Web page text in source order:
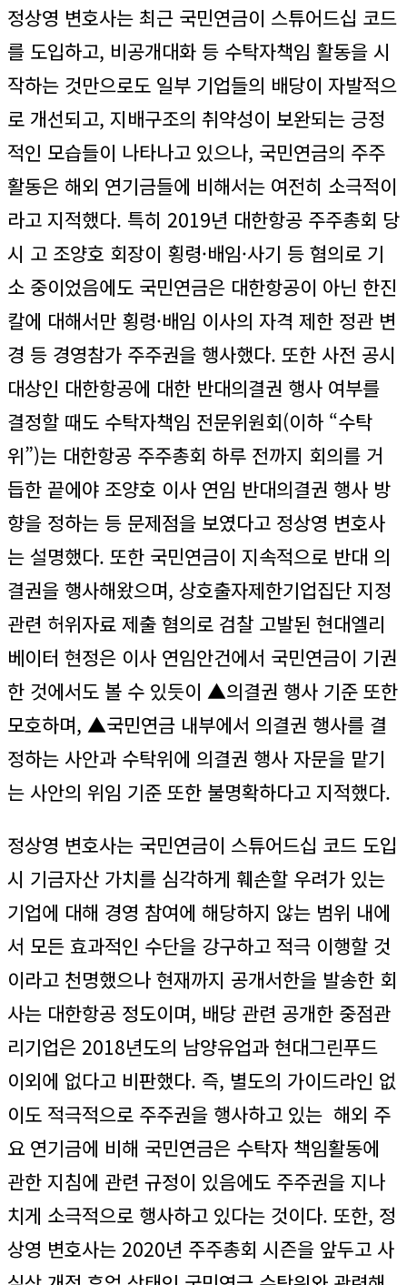
정상영 변호사는 최근 국민연금이 스튜어드십 코드
를 도입하고, 비공개대화 등 수탁자책임 활동을 시
작하는 것만으로도 일부 기업들의 배당이 자발적으
로 개선되고, 지배구조의 취약성이 보완되는 긍정
적인 모습들이 나타나고 있으나, 국민연금의 주주
활동은 해외 연기금들에 비해서는 여전히 소극적이
라고 지적했다. 특히 2019년 대한항공 주주총회 당
시 고 조양호 회장이 횡령·배임·사기 등 혐의로 기
소 중이었음에도 국민연금은 대한항공이 아닌 한진
칼에 대해서만 횡령·배임 이사의 자격 제한 정관 변
경 등 경영참가 주주권을 행사했다. 또한 사전 공시
대상인 대한항공에 대한 반대의결권 행사 여부를
결정할 때도 수탁자책임 전문위원회(이하 “수탁
위”)는 대한항공 주주총회 하루 전까지 회의를 거
듭한 끝에야 조양호 이사 연임 반대의결권 행사 방
향을 정하는 등 문제점을 보였다고 정상영 변호사
는 설명했다. 또한 국민연금이 지속적으로 반대 의
결권을 행사해왔으며, 상호출자제한기업집단 지정
관련 허위자료 제출 혐의로 검찰 고발된 현대엘리
베이터 현정은 이사 연임안건에서 국민연금이 기권
한 것에서도 볼 수 있듯이 ▲의결권 행사 기준 또한
모호하며, ▲국민연금 내부에서 의결권 행사를 결
정하는 사안과 수탁위에 의결권 행사 자문을 맡기
는 사안의 위임 기준 또한 불명확하다고 지적했다.
정상영 변호사는 국민연금이 스튜어드십 코드 도입
시 기금자산 가치를 심각하게 훼손할 우려가 있는
기업에 대해 경영 참여에 해당하지 않는 범위 내에
서 모든 효과적인 수단을 강구하고 적극 이행할 것
이라고 천명했으나 현재까지 공개서한을 발송한 회
사는 대한항공 정도이며, 배당 관련 공개한 중점관
리기업은 2018년도의 남양유업과 현대그린푸드
이외에 없다고 비판했다. 즉, 별도의 가이드라인 없
이도 적극적으로 주주권을 행사하고 있는 해외 주
요 연기금에 비해 국민연금은 수탁자 책임활동에
관한 지침에 관련 규정이 있음에도 주주권을 지나
치게 소극적으로 행사하고 있다는 것이다. 또한, 정
상영 변호사는 2020년 주주총회 시즌을 앞두고 사